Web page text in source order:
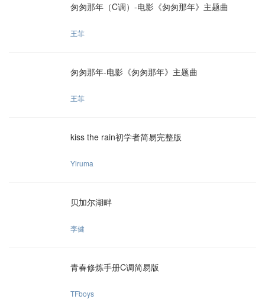
匆匆那年（C调）-电影《匆匆那年》主题曲
王菲
匆匆那年-电影《匆匆那年》主题曲
王菲
kiss the rain初学者简易完整版
Yiruma
贝加尔湖畔
李健
青春修炼手册C调简易版
TFboys